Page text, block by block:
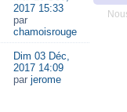
2017 15:33
par
chamoisrouge
Dim 03 Déc,
2017 14:09
par jerome